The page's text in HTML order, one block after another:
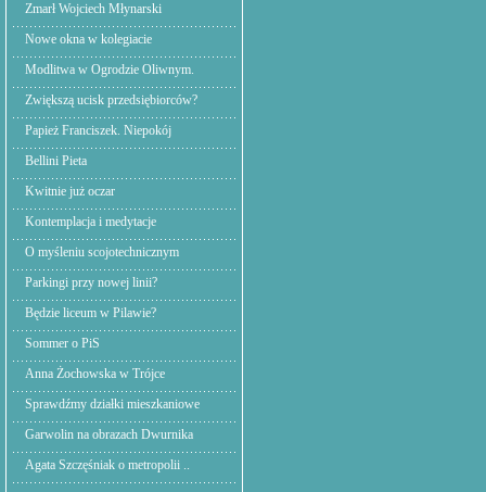
Zmarł Wojciech Młynarski
Nowe okna w kolegiacie
Modlitwa w Ogrodzie Oliwnym.
Zwiększą ucisk przedsiębiorców?
Papież Franciszek. Niepokój
Bellini Pieta
Kwitnie już oczar
Kontemplacja i medytacje
O myśleniu scojotechnicznym
Parkingi przy nowej linii?
Będzie liceum w Pilawie?
Sommer o PiS
Anna Żochowska w Trójce
Sprawdźmy działki mieszkaniowe
Garwolin na obrazach Dwurnika
Agata Szczęśniak o metropolii ..